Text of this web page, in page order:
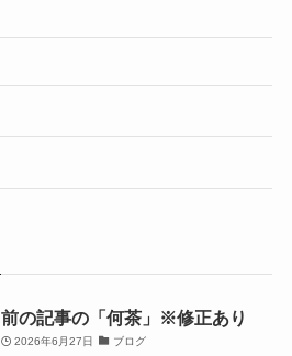
前の記事の「何茶」※修正あり
2026年6月27日 ブログ